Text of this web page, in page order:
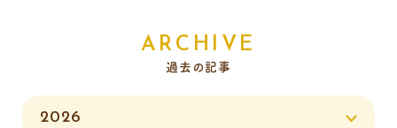
ARCHIVE
過去の記事
2026